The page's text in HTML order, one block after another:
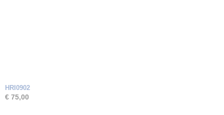
HRI0902
€ 75,00